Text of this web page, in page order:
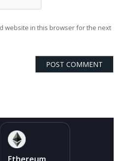
website in this browser for the next